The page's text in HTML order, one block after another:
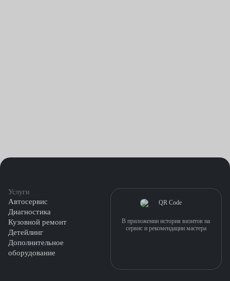
Услуги
Автосервис
Диагностика
Кузовной ремонт
Детейлинг
Дополнительное
оборудование
В приложении история визитов на
сервис и рекомендации мастера